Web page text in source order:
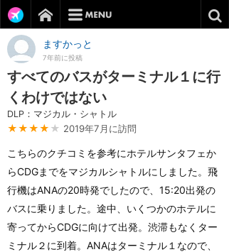
ますかっと
7年前に投稿
すべてのバスがターミナル１に行
くわけではない
DLP：マジカル・シャトル
★★★★ ★ 2019年7月に訪問
こちらのクチコミを参考にホテルサンタフェか
らCDGまでをマジカルシャトルにしました。飛
行機はANAの20時発でしたので、15:20出発の
バスに乗りました。途中、いくつかのホテルに
寄ってからCDGに向けて出発。渋滞もなくター
ミナル２に到着。ANAはターミナル１なので、